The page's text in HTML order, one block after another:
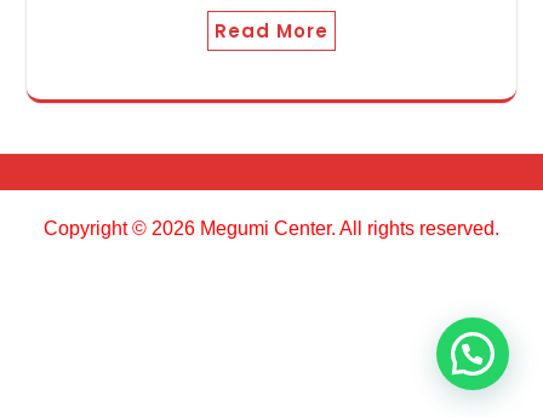
Read More
Copyright © 2026 Megumi Center. All rights reserved.